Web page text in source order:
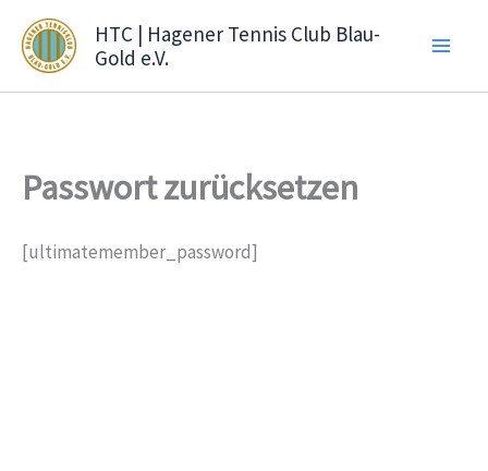
Inhalt
springen
HTC | Hagener Tennis Club Blau-
Gold e.V.
Passwort zurücksetzen
[ultimatemember_password]